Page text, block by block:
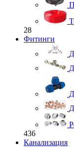
28
Фитинги
436
Канализация